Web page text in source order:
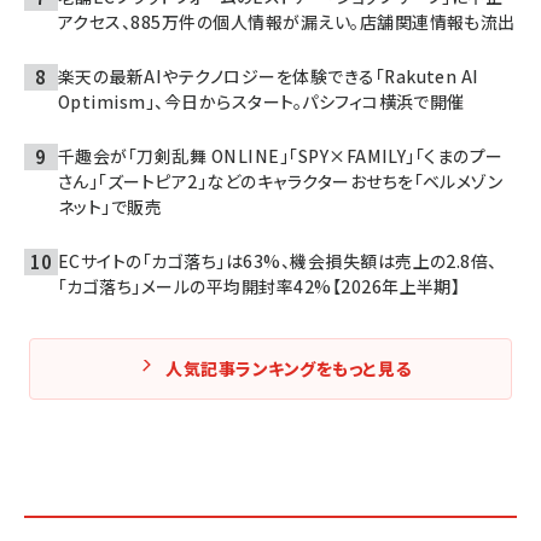
アクセス、885万件の個人情報が漏えい。店舗関連情報も流出
楽天の最新AIやテクノロジーを体験できる「Rakuten AI
Optimism」、今日からスタート。パシフィコ横浜で開催
千趣会が「刀剣乱舞 ONLINE」「SPY×FAMILY」「くまのプー
さん」「ズートピア2」などのキャラクターおせちを「ベルメゾン
ネット」で販売
ECサイトの「カゴ落ち」は63%、機会損失額は売上の2.8倍、
「カゴ落ち」メールの平均開封率42%【2026年上半期】
人気記事ランキングをもっと見る